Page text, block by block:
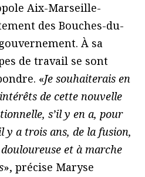
Aix-Marseille-
des Bouches-du-
À sa
de travail se sont
«Je souhaiterais en
de cette nouvelle
s’il y en a, pour
y a trois ans, de la fusion,
et à marche
», précise Maryse